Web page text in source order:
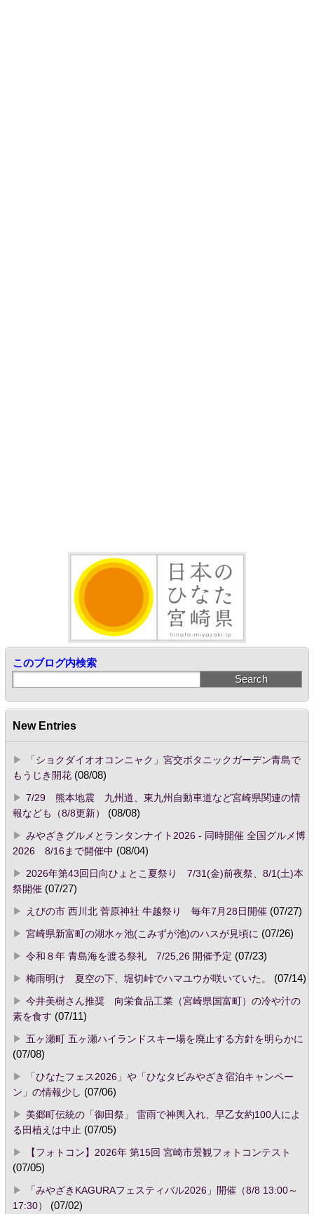
このブログ内検索
New Entries
「ショクダイオオコンニャク」宮交ボタニックガーデン青島で
もうじき開花(08/08)
7/29 熊本地震 九州道、東九州自動車道など宮崎県関連の情
報なども（8/8更新）
(08/08)
みやざきグルメとランタンナイト2026 - 同時開催 全国グルメ博
2026 8/16まで開催中 (08/04)
2026年第43回日向ひょとこ夏祭り 7/31(金)前夜祭、8/1(土)本
祭開催(07/27)
えびの市 西川北 菅原神社 牛越祭り 毎年7月28日開催(07/27)
宮崎県新富町の湖水ヶ池(こみずが池)のハスが見頃に (07/26)
令和８年 青島海を渡る祭礼 7/25,26 開催予定 (07/23)
梅雨明け 夏空の下、堀切峠でハマユウが咲いていた。
(07/14)
今井美樹さん推奨 向栄食品工業（宮崎県国富町）の冷や汁の
素を食す (07/11)
五ヶ瀬町 五ヶ瀬ハイランドスキー場を廃止する方針を明らかに
(07/08)
「ひなたフェス2026」や「ひなタビみやざき宿泊キャンペー
ン」の情報少し (07/06)
美郷町伝統の「御田祭」 雷雨で神輿入れ、早乙女約100人によ
る田植えは中止 (07/05)
【フォトコン】2026年 第15回 宮崎市景観フォトコンテスト
(07/05)
「みやざきKAGURAフェスティバル2026」開催（8/8 13:00～
17:30）
(07/02)